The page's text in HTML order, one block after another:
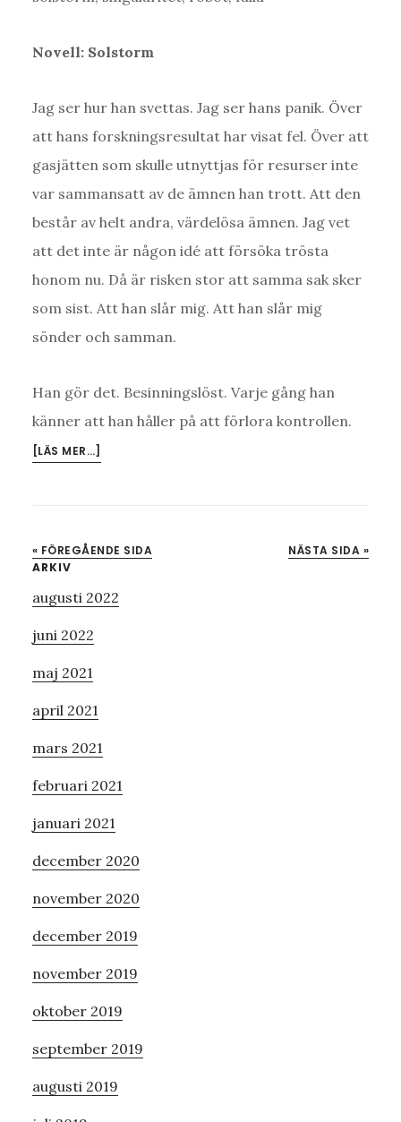
Novell: Solstorm
Jag ser hur han svettas. Jag ser hans panik. Över
att hans forskningsresultat har visat fel. Över att
gasjätten som skulle utnyttjas för resurser inte
var sammansatt av de ämnen han trott. Att den
består av helt andra, värdelösa ämnen. Jag vet
att det inte är någon idé att försöka trösta
honom nu. Då är risken stor att samma sak sker
som sist. Att han slår mig. Att han slår mig
sönder och samman.
Han gör det. Besinningslöst. Varje gång han
känner att han håller på att förlora kontrollen.
[LÄS MER…]
« FÖREGÅENDE SIDA NÄSTA SIDA »
Primärt
sidofält
ARKIV
augusti 2022
juni 2022
maj 2021
april 2021
mars 2021
februari 2021
januari 2021
december 2020
november 2020
december 2019
november 2019
oktober 2019
september 2019
augusti 2019